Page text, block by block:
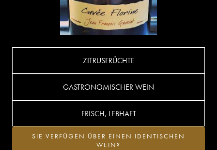
ZITRUSFRÜCHTE
GASTRONOMISCHER WEIN
FRISCH, LEBHAFT
SIE VERFÜGEN ÜBER EINEN IDENTISCHEN
WEIN?